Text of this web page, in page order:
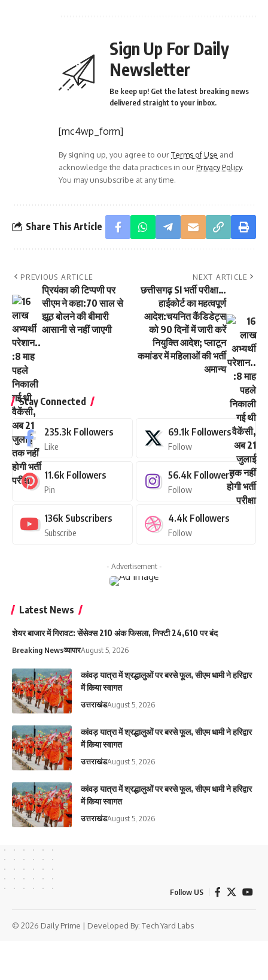
Sign Up For Daily
Newsletter
Be keep up! Get the latest breaking news
delivered straight to your inbox.
[mc4wp_form]
By signing up, you agree to ourTerms of Use and
acknowledge the data practices in ourPrivacy Policy.
You may unsubscribe at any time.
Share This Article
PREVIOUS ARTICLE
प्रियंका की टिप्पणी पर
सीएम ने कहा:70 साल से
झूठ बोलने की बीमारी
आसानी से नहीं जाएगी
NEXT ARTICLE
छत्तीसगढ़ SI भर्ती परीक्षा…
हाईकोर्ट का महत्वपूर्ण
आदेश:चयनित कैंडिडेट्स
को 90 दिनों में जारी करें
नियुक्ति आदेश; प्लाटून
कमांडर में महिलाओं की भर्ती
अमान्य
Stay Connected
235.3k Followers
Like
69.1k Followers
Follow
11.6k Followers
Pin
56.4k Followers
Follow
136k Subscribers
Subscribe
4.4k Followers
Follow
- Advertisement -
Latest News
शेयर बाजार में गिरावट: सेंसेक्स 210 अंक फिसला, निफ्टी 24,610 पर बंद
Breaking Newsव्यापारAugust 5, 2026
कांवड़ यात्रा में श्रद्धालुओं पर बरसे फूल, सीएम धामी ने हरिद्वार
में किया स्वागत
उत्तराखंडAugust 5, 2026
कांवड़ यात्रा में श्रद्धालुओं पर बरसे फूल, सीएम धामी ने हरिद्वार
में किया स्वागत
उत्तराखंडAugust 5, 2026
कांवड़ यात्रा में श्रद्धालुओं पर बरसे फूल, सीएम धामी ने हरिद्वार
में किया स्वागत
उत्तराखंडAugust 5, 2026
Follow US
© 2026 Daily Prime | Developed By: Tech Yard Labs